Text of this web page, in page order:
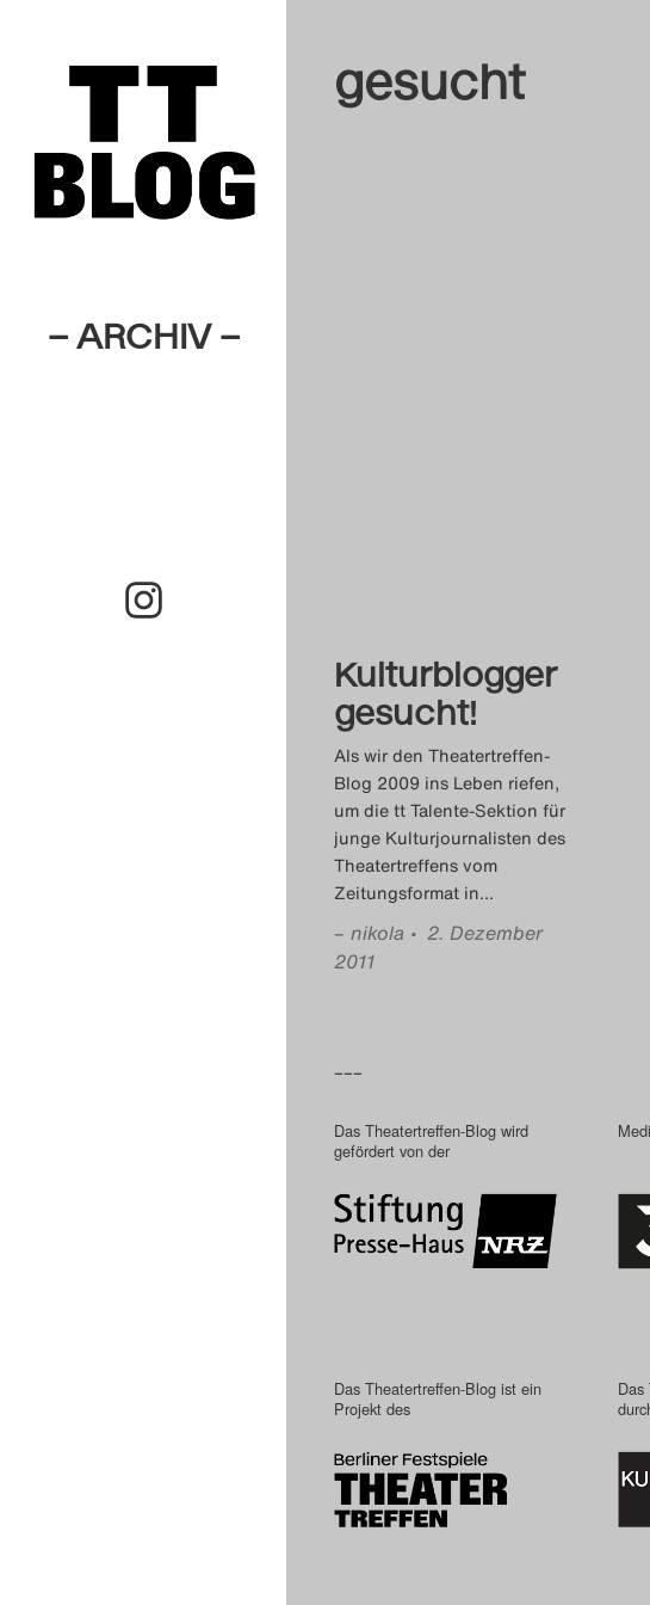
– ARCHIV –
gesucht
Kulturblogger
gesucht!
Als wir den Theatertreffen-
Blog 2009 ins Leben riefen,
um die tt Talente-Sektion für
junge Kulturjournalisten des
Theatertreffens vom
Zeitungsformat in…
– nikola • 2. Dezember
2011
–––
Das Theatertreffen-Blog wird
gefördert von der
Das Theatertreffen-Blog ist ein
Projekt des
Das